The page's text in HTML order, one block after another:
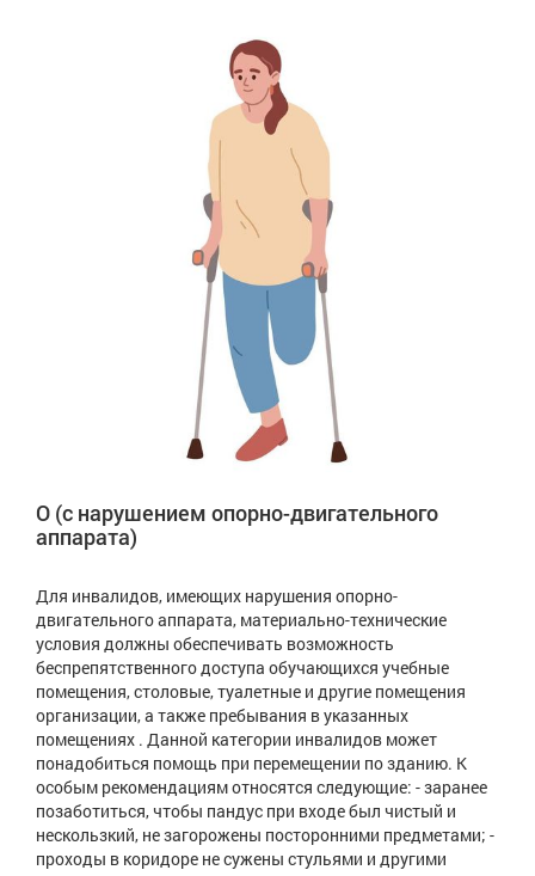
О (с нарушением опорно-двигательного
аппарата)
Для инвалидов, имеющих нарушения опорно-
двигательного аппарата, материально-технические
условия должны обеспечивать возможность
беспрепятственного доступа обучающихся учебные
помещения, столовые, туалетные и другие помещения
организации, а также пребывания в указанных
помещениях . Данной категории инвалидов может
понадобиться помощь при перемещении по зданию. К
особым рекомендациям относятся следующие: - заранее
позаботиться, чтобы пандус при входе был чистый и
нескользкий, не загорожены посторонними предметами; -
проходы в коридоре не сужены стульями и другими